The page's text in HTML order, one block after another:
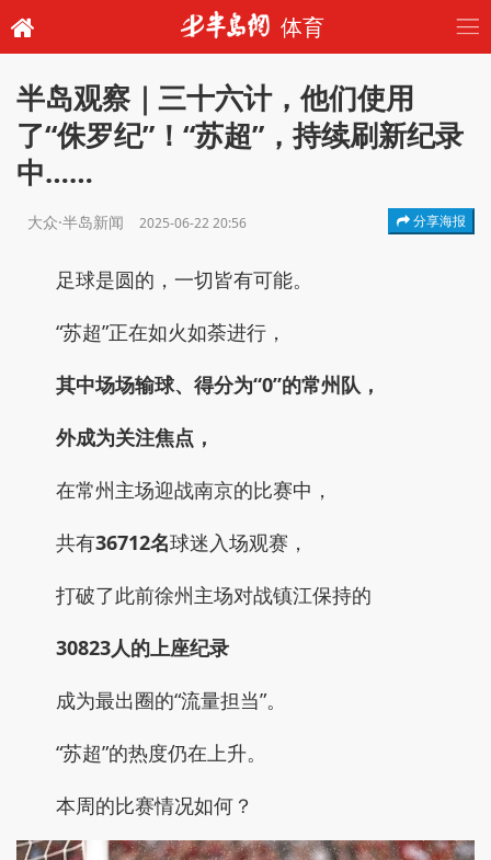
体育
半岛观察｜三十六计，他们使用
了“侏罗纪”！“苏超”，持续刷新纪录
中……
大众·半岛新闻 2025-06-22 20:56 分享海报
足球是圆的，一切皆有可能。
“苏超”正在如火如荼进行，
其中场场输球、得分为“0”的常州队，
外成为关注焦点，
在常州主场迎战南京的比赛中，
共有36712名球迷入场观赛，
打破了此前徐州主场对战镇江保持的
30823人的上座纪录
成为最出圈的“流量担当”。
“苏超”的热度仍在上升。
本周的比赛情况如何？